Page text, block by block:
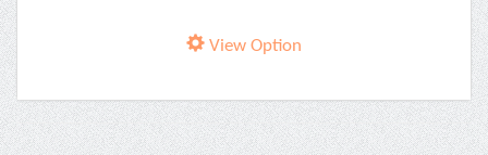
View Option